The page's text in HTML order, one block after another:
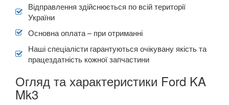
Відправлення здійснюється по всій території
України
Основна оплата – при отриманні
Наші спеціалісти гарантуються очікувану якість та
працездатність кожної запчастини
Огляд та характеристики Ford KA
Mk3